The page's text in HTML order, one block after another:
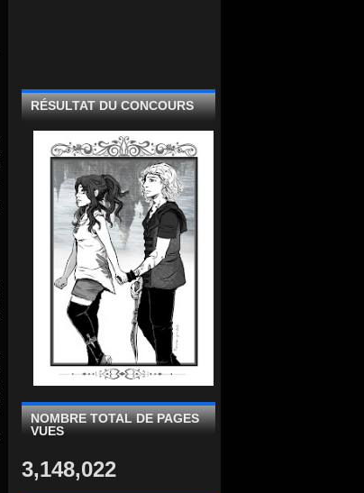
RÉSULTAT DU CONCOURS
NOMBRE TOTAL DE PAGES
VUES
3,148,022